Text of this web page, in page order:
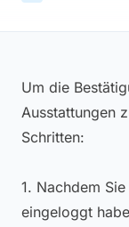
Um die
Ausstattungen
Schritten:
1. Nachdem
eingeloggt